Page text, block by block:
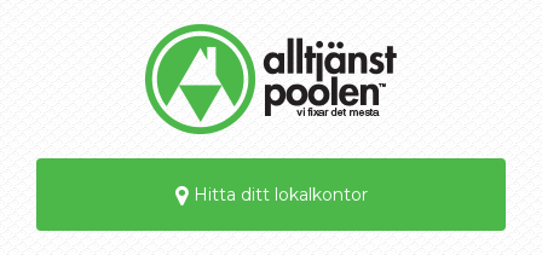
Hitta ditt lokalkontor